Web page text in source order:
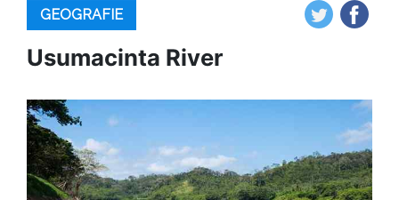
GEOGRAFIE
Usumacinta River